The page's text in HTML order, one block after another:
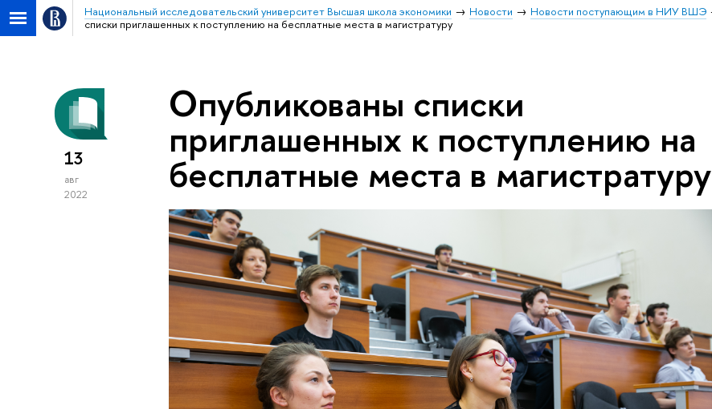
Национальный исследовательский университет Высшая школа экономики Новости Новости поступающим в НИУ ВШЭ
списки приглашенных к поступлению на бесплатные места в магистратуру
13
авг
2022
Опубликованы списки
приглашенных к поступлению на
бесплатные места в магистратуру